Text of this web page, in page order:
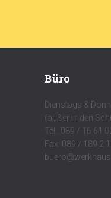
Büro
Dienstags &
(außer in den
Tel.: 089 / 16 61
Fax: 089 / 189 2